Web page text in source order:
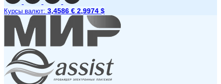
Курсы валют: 3,4586 € 2,9974 $